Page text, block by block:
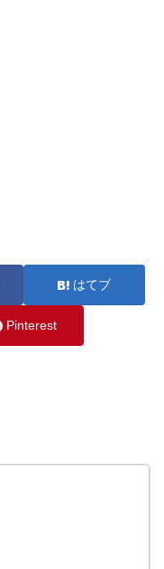
はてブ
Pinterest